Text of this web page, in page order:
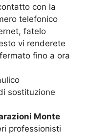
con la
telefonico
fatelo
vi renderete
fino a ora
sostituzione
Monte
professionisti